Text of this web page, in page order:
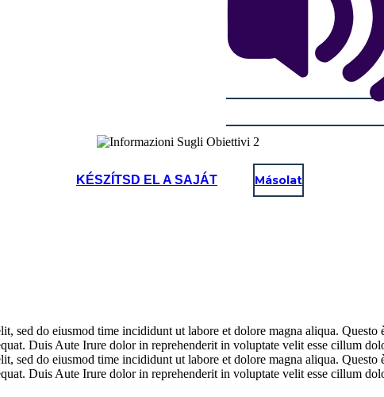
KÉSZÍTSD EL A SAJÁT Másolat
sed do eiusmod time incididunt ut labore et dolore magna aliqua.
Duis Aute Irure dolor in reprehenderit in voluptate velit esse cillum
sed do eiusmod time incididunt ut labore et dolore magna aliqua.
Duis Aute Irure dolor in reprehenderit in voluptate velit esse cillum